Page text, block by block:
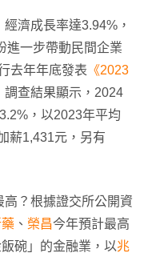
濟成長率達3.94%，
進一步帶動民間企業
去年年底發表 《2023
調查結果顯示，2024
，以2023年平均
薪1,431元，另有
？根據證交所公開資
、 榮昌今年預計最高
碗」的金融業，以兆